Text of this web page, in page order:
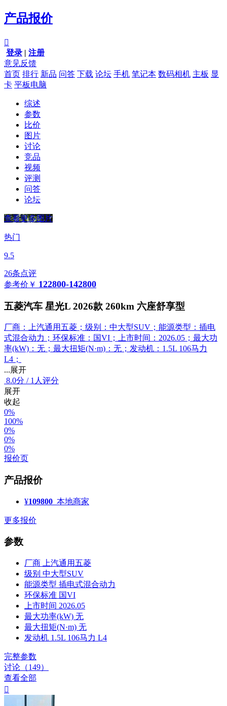
产品报价

登录 | 注册
意见反馈
首页 排行 新品 问答 下载 论坛 手机 笔记本 数码相机 主板 显
卡 平板电脑
综述
参数
比价
图片
讨论
竞品
视频
评测
问答
论坛
查看更多图片
热门
9.5
26条点评
参考价 ￥ 122800-142800
五菱汽车 星光L 2026款 260km 六座舒享型
厂商：上汽通用五菱；级别：中大型SUV；能源类型：插电
式混合动力；环保标准：国VI；上市时间：2026.05；最大功
率(kW)：无；最大扭矩(N·m)：无；发动机：1.5L 106马力
L4；
...展开
8.0分 / 1人评分
展开
收起
0%
100%
0%
0%
0%
报价页
产品报价
¥109800 本地商家
更多报价
参数
厂商
上汽通用五菱
级别 中大型SUV
能源类型 插电式混合动力
环保标准 国VI
上市时间 2026.05
最大功率(kW) 无
最大扭矩(N·m) 无
发动机 1.5L 106马力 L4
完整参数
讨论（149）
查看全部
